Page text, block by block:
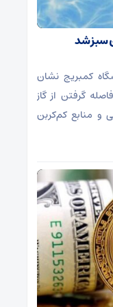
سبز شد
کمبریج نشان
گرفتن از گاز
و منابع کم‌کربن